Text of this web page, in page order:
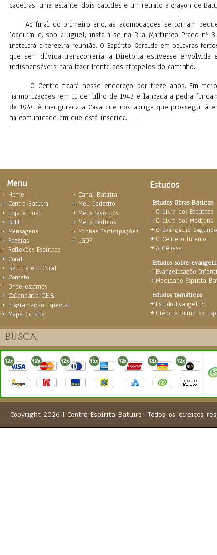
cadeiras, uma estante, dois cabides e um retrato a crayon de
Ao final do primeiro ano, as acomodações se tornam
Joaquim e, sob aluguel, instala-se na Rua Martinico Prado nº
instalará a terceira reunião. O Espírito Geraldo em palavras
que sem dúvida transcorreria, a Diretoria estivesse envolvida
indispensáveis para fazer frente aos atropelos do caminho.
O Centro ficará nesse endereço por treze anos. Em meio
harmonizações, em 11 de julho de 1943 é lançada a pedra
de 1944 é inaugurada a Casa que nos abriga que prosseguirá
na comunidade em que está inserida.
Menu Estudos
Estudos Obras Básicas
O Livro dos Espíritos
O Livro dos Médiuns
O Evangelho
O Céu e o Inferno
A Gênese
Estudos sobre
Evangelização
Mocidade Espírita
Estudos temáticos
Estudo Evangélico
Ciência Rumo ao
Home
Centro Batuira
Loja Virtual
BELE
Mensagens
Poesias
Reflexões Espíritas
Coral
Batuira em Coral
Contato
Onde estamos
Calendário C.E.B.
Programação Especial
Mapa do site
Canal Batuira
Meu Cadastro
Meus favoritos
Meus Pedidos
Minhas Participações
LGDP
Copyright 2026 | Centro Espírita Batuira- Todos os